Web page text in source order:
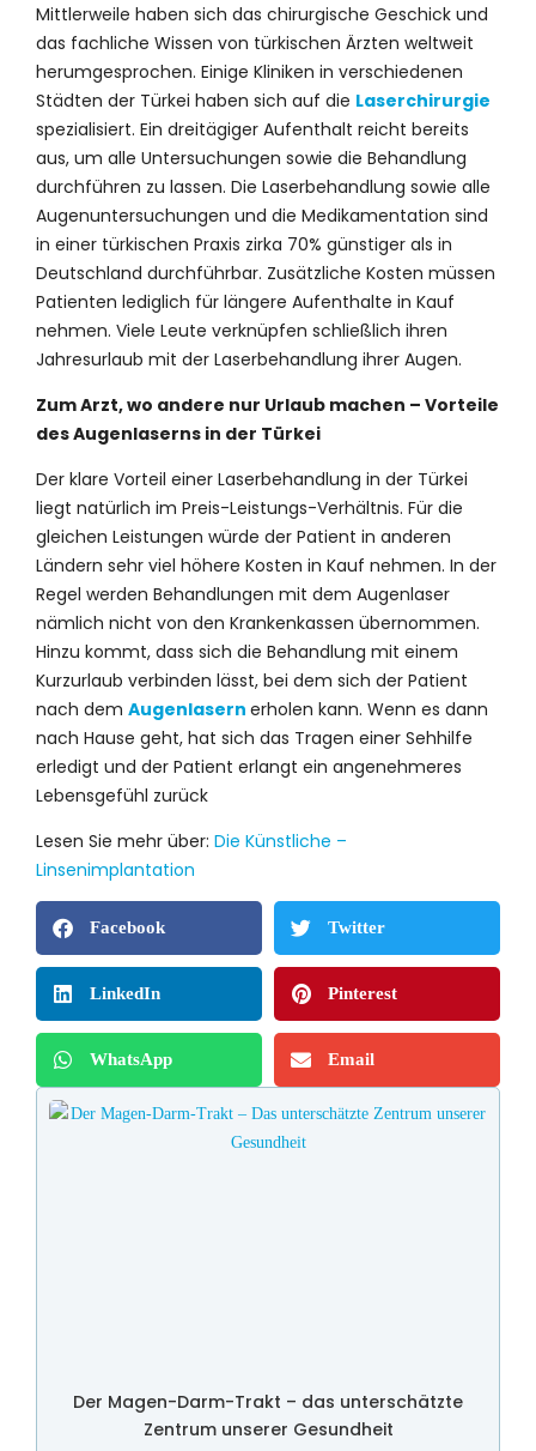
Mittlerweile haben sich das chirurgische Geschick und
das fachliche Wissen von türkischen Ärzten weltweit
herumgesprochen. Einige Kliniken in verschiedenen
Städten der Türkei haben sich auf die Laserchirurgie
spezialisiert. Ein dreitägiger Aufenthalt reicht bereits
aus, um alle Untersuchungen sowie die Behandlung
durchführen zu lassen. Die Laserbehandlung sowie alle
Augenuntersuchungen und die Medikamentation sind
in einer türkischen Praxis zirka 70% günstiger als in
Deutschland durchführbar. Zusätzliche Kosten müssen
Patienten lediglich für längere Aufenthalte in Kauf
nehmen. Viele Leute verknüpfen schließlich ihren
Jahresurlaub mit der Laserbehandlung ihrer Augen.
Zum Arzt, wo andere nur Urlaub machen – Vorteile
des Augenlaserns in der Türkei
Der klare Vorteil einer Laserbehandlung in der Türkei
liegt natürlich im Preis-Leistungs-Verhältnis. Für die
gleichen Leistungen würde der Patient in anderen
Ländern sehr viel höhere Kosten in Kauf nehmen. In der
Regel werden Behandlungen mit dem Augenlaser
nämlich nicht von den Krankenkassen übernommen.
Hinzu kommt, dass sich die Behandlung mit einem
Kurzurlaub verbinden lässt, bei dem sich der Patient
nach dem Augenlasern erholen kann. Wenn es dann
nach Hause geht, hat sich das Tragen einer Sehhilfe
erledigt und der Patient erlangt ein angenehmeres
Lebensgefühl zurück
Lesen Sie mehr über: Die Künstliche –
Linsenimplantation
Facebook Twitter
LinkedIn Pinterest
WhatsApp Email
Der Magen-Darm-Trakt – das unterschätzte
Zentrum unserer Gesundheit